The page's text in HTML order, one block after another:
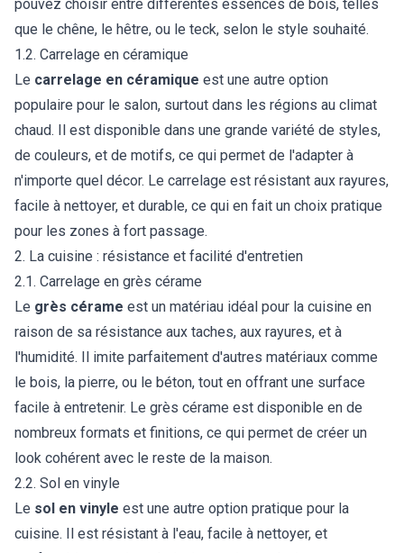
pouvez choisir entre différentes essences de bois, telles
que le chêne, le hêtre, ou le teck, selon le style souhaité.
1.2. Carrelage en céramique
Le carrelage en céramique est une autre option
populaire pour le salon, surtout dans les régions au climat
chaud. Il est disponible dans une grande variété de styles,
de couleurs, et de motifs, ce qui permet de l'adapter à
n'importe quel décor. Le carrelage est résistant aux rayures,
facile à nettoyer, et durable, ce qui en fait un choix pratique
pour les zones à fort passage.
2. La cuisine : résistance et facilité d'entretien
2.1. Carrelage en grès cérame
Le grès cérame est un matériau idéal pour la cuisine en
raison de sa résistance aux taches, aux rayures, et à
l'humidité. Il imite parfaitement d'autres matériaux comme
le bois, la pierre, ou le béton, tout en offrant une surface
facile à entretenir. Le grès cérame est disponible en de
nombreux formats et finitions, ce qui permet de créer un
look cohérent avec le reste de la maison.
2.2. Sol en vinyle
Le sol en vinyle est une autre option pratique pour la
cuisine. Il est résistant à l'eau, facile à nettoyer, et